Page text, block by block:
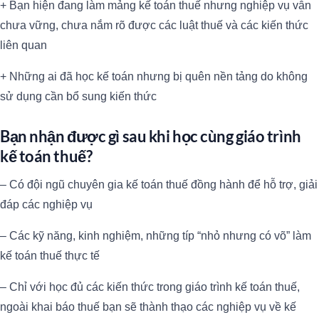
+ Bạn hiện đang làm mảng kế toán thuế nhưng nghiệp vụ vẫn
chưa vững, chưa nắm rõ được các luật thuế và các kiến thức
liên quan
+ Những ai đã học kế toán nhưng bị quên nền tảng do không
sử dụng cần bổ sung kiến thức
Bạn nhận được gì sau khi học cùng giáo trình
kế toán thuế?
– Có đội ngũ chuyên gia kế toán thuế đồng hành để hỗ trợ, giải
đáp các nghiệp vụ
– Các kỹ năng, kinh nghiệm, những típ “nhỏ nhưng có võ” làm
kế toán thuế thực tế
– Chỉ với học đủ các kiến thức trong giáo trình kế toán thuế,
ngoài khai báo thuế bạn sẽ thành thạo các nghiệp vụ về kế